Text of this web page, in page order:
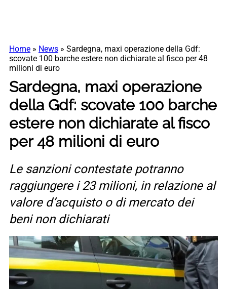
Home » News » Sardegna, maxi operazione della Gdf:
scovate 100 barche estere non dichiarate al fisco per 48
milioni di euro
Sardegna, maxi operazione
della Gdf: scovate 100 barche
estere non dichiarate al fisco
per 48 milioni di euro
Le sanzioni contestate potranno
raggiungere i 23 milioni, in relazione al
valore d’acquisto o di mercato dei
beni non dichiarati